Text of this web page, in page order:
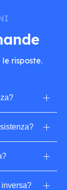
risposte.
riusciamo
dipende
inversa?